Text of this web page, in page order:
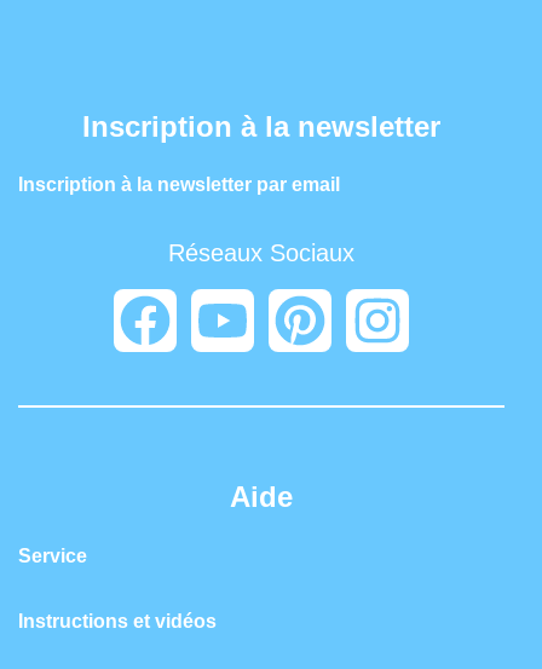
Inscription à la newsletter
Inscription à la newsletter par email
Réseaux Sociaux
Aide
Service
Instructions et vidéos